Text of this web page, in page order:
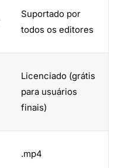
Suportado por
todos os editores
Licenciado (grátis
para usuários
finais)
.mp4